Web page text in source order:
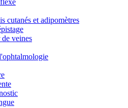
cutanés et adipomètres
veines